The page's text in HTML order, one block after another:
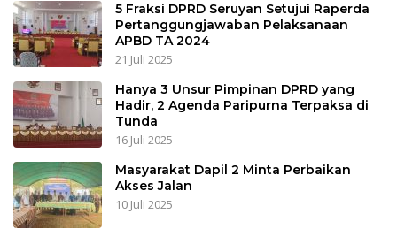
5 Fraksi DPRD Seruyan Setujui Raperda
Pertanggungjawaban Pelaksanaan
APBD TA 2024
21 Juli 2025
Hanya 3 Unsur Pimpinan DPRD yang
Hadir, 2 Agenda Paripurna Terpaksa di
Tunda
16 Juli 2025
Masyarakat Dapil 2 Minta Perbaikan
Akses Jalan
10 Juli 2025